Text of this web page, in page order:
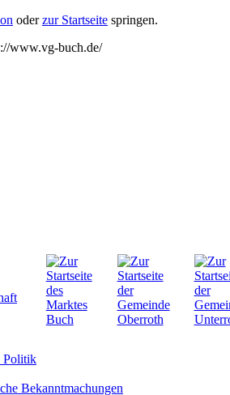
oderzur Startseite springen.
www.vg-buch.de/
Politik
Bekanntmachungen